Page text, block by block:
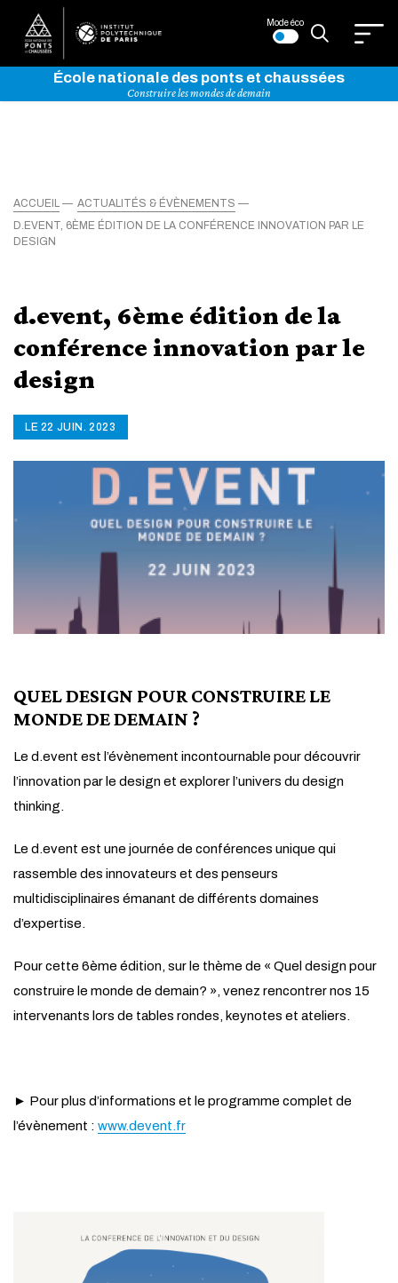
Mode éco
École nationale des ponts et chaussées
Construire les mondes de demain
ACCUEIL
ACTUALITÉS & ÉVÈNEMENTS
D.EVENT, 6ÈME ÉDITION DE LA CONFÉRENCE INNOVATION PAR LE
DESIGN
d.event, 6ème édition de la
conférence innovation par le
design
LE 22 JUIN. 2023
QUEL DESIGN POUR CONSTRUIRE LE
MONDE DE DEMAIN ?
Le d.event est l’évènement incontournable pour découvrir
l’innovation par le design et explorer l’univers du design
thinking.
Le d.event est une journée de conférences unique qui
rassemble des innovateurs et des penseurs
multidisciplinaires émanant de différents domaines
d’expertise.
Pour cette 6ème édition, sur le thème de « Quel design pour
construire le monde de demain? », venez rencontrer nos 15
intervenants lors de tables rondes, keynotes et ateliers.
► Pour plus d’informations et le programme complet de
l’évènement : www.devent.fr